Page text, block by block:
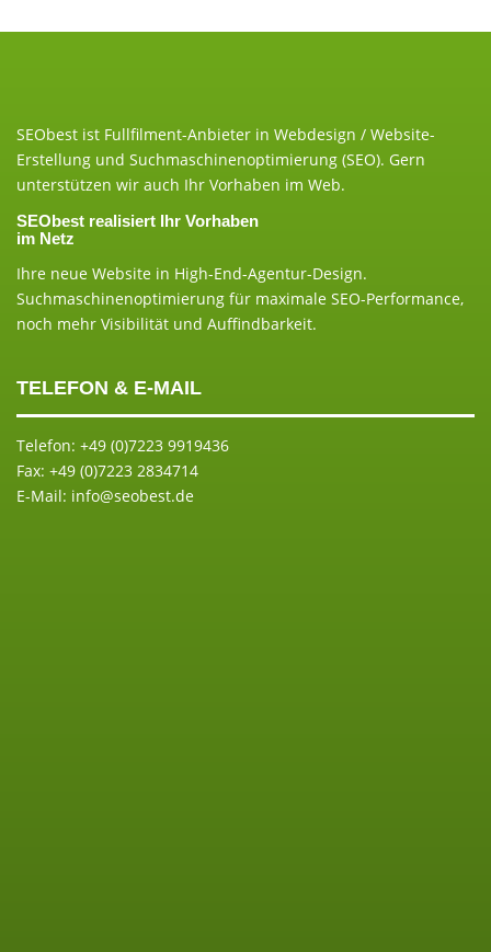
i
r
a
g
s
a
v
i
SEObest ist Fullfilment-Anbieter in Webdesign / Website-
Erstellung und Suchmaschinenoptimierung (SEO). Gern
unterstützen wir auch Ihr Vorhaben im Web.
SEObest realisiert Ihr Vorhaben
im Netz
Ihre neue Website in High-End-Agentur-Design.
Suchmaschinenoptimierung für maximale SEO-Performance,
noch mehr Visibilität und Auffindbarkeit.
TELEFON & E-MAIL
Telefon: +49 (0)7223 9919436
Fax: +49 (0)7223 2834714
E-Mail: info@seobest.de